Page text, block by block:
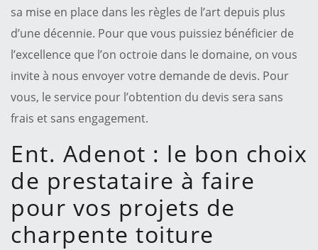
sa mise en place dans les règles de l’art depuis plus
d’une décennie. Pour que vous puissiez bénéficier de
l’excellence que l’on octroie dans le domaine, on vous
invite à nous envoyer votre demande de devis. Pour
vous, le service pour l’obtention du devis sera sans
frais et sans engagement.
Ent. Adenot : le bon choix
de prestataire à faire
pour vos projets de
charpente toiture